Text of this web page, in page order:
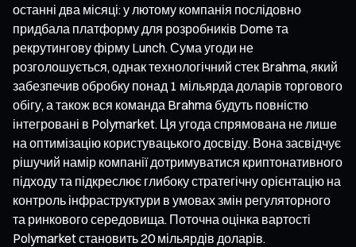
останні два місяці: у лютому компанія послідовно
придбала платформу для розробників Dome та
рекрутингову фірму Lunch. Сума угоди не
розголошується, однак технологічний стек Brahma, який
забезпечив обробку понад 1 мільярда доларів торгового
обігу, а також вся команда Brahma будуть повністю
інтегровані в Polymarket. Ця угода спрямована не лише
на оптимізацію користувацького досвіду. Вона засвідчує
рішучий намір компанії дотримуватися криптонативного
підходу та підкреслює глибоку стратегічну орієнтацію на
контроль інфраструктури в умовах змін регуляторного
та ринкового середовища. Поточна оцінка вартості
Polymarket становить 20 мільярдів доларів.